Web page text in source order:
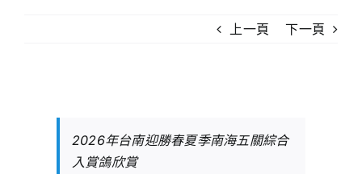
上一頁 下一頁
2026年台南迎勝春夏季南海五關綜合
入賞鴿欣賞